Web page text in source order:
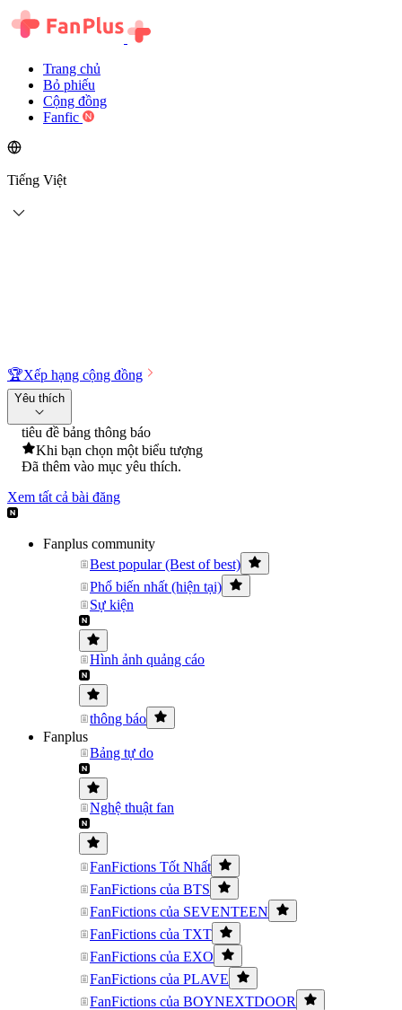
Trang chủ
Bỏ phiếu
Cộng đồng
Fanfic
Tiếng Việt
🏆Xếp hạng cộng đồng
Yêu thích
tiêu đề bảng thông báo
Khi bạn chọn một biểu tượng
Đã thêm vào mục yêu thích.
Xem tất cả bài đăng
Fanplus community
Best popular (Best of best)
Phổ biến nhất (hiện tại)
Sự kiện
Hình ảnh quảng cáo
thông báo
Fanplus
Bảng tự do
Nghệ thuật fan
FanFictions Tốt Nhất
FanFictions của BTS
FanFictions của SEVENTEEN
FanFictions của TXT
FanFictions của EXO
FanFictions của PLAVE
FanFictions của BOYNEXTDOOR